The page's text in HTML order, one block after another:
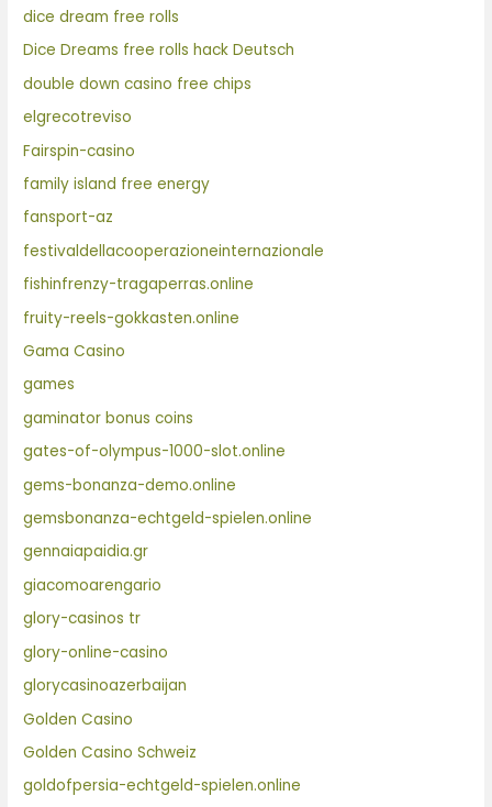
dice dream free rolls
Dice Dreams free rolls hack Deutsch
double down casino free chips
elgrecotreviso
Fairspin-casino
family island free energy
fansport-az
festivaldellacooperazioneinternazionale
fishinfrenzy-tragaperras.online
fruity-reels-gokkasten.online
Gama Casino
games
gaminator bonus coins
gates-of-olympus-1000-slot.online
gems-bonanza-demo.online
gemsbonanza-echtgeld-spielen.online
gennaiapaidia.gr
giacomoarengario
glory-casinos tr
glory-online-casino
glorycasinoazerbaijan
Golden Casino
Golden Casino Schweiz
goldofpersia-echtgeld-spielen.online